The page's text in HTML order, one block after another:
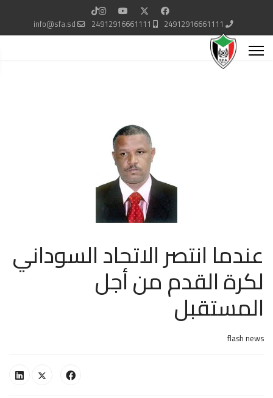
24912916661111
24912916661111
info@sfa.sd
عندما انتصر الاتحاد السوداني
لكرة القدم من أجل
المستقبل
flash news